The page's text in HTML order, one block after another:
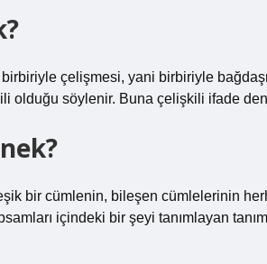
çelişmesi, yani birbiriyle
olduğu söylenir. Buna çelişkili ifade
bir cümlenin, bileşen cümlelerinin
içindeki bir şeyi tanımlayan